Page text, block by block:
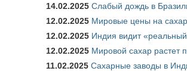
14.02.2025 Слабый дождь в
12.02.2025 Мировые цены на
12.02.2025 Индия видит
12.02.2025 Мировой сахар растет
11.02.2025 Сахарные заводы в